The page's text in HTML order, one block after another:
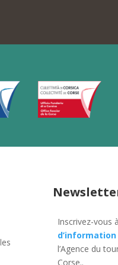
Inscrivez-vous à
d’information
l’Agence du
Corse..